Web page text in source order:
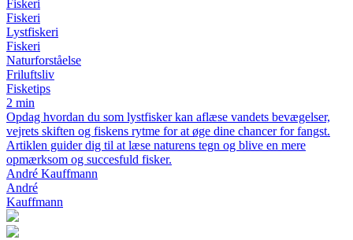
Fiskeri
Fiskeri
Lystfiskeri
Fiskeri
Naturforståelse
Friluftsliv
Fisketips
2 min
Opdag hvordan du som lystfisker kan aflæse vandets bevægelser,
vejrets skiften og fiskens rytme for at øge dine chancer for fangst.
Artiklen guider dig til at læse naturens tegn og blive en mere
opmærksom og succesfuld fisker.
André Kauffmann
André
Kauffmann